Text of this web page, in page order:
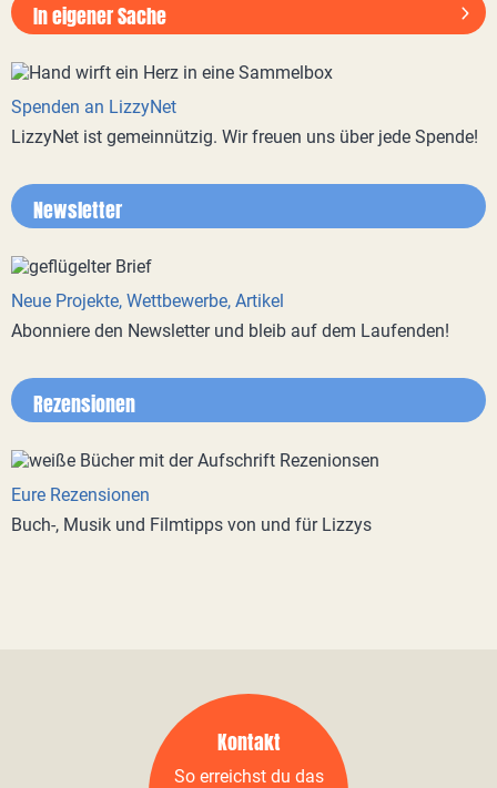
In eigener Sache
Spenden an LizzyNet
LizzyNet ist gemeinnützig. Wir freuen uns über jede Spende!
Newsletter
Neue Projekte, Wettbewerbe, Artikel
Abonniere den Newsletter und bleib auf dem Laufenden!
Rezensionen
Eure Rezensionen
Buch-, Musik und Filmtipps von und für Lizzys
Kontakt
So erreichst du das